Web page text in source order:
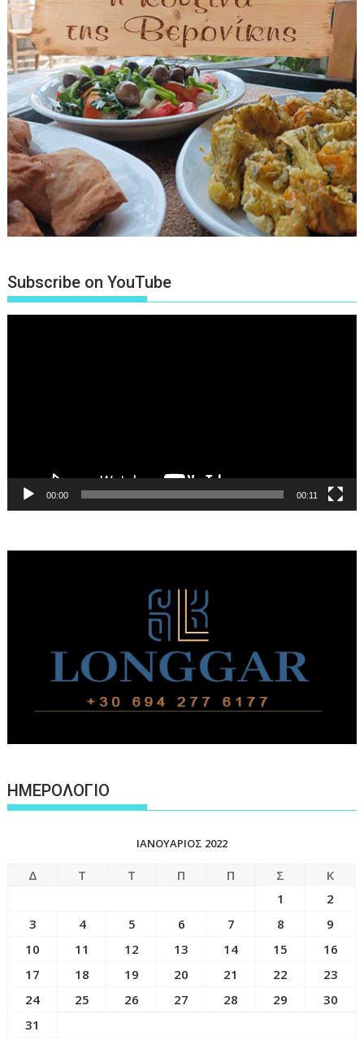
Subscribe on YouTube
00:00 00:11
ΗΜΕΡΟΛΟΓΙΟ
ΙΑΝΟΥΆΡΙΟΣ 2022
Δ Τ Τ Π Π Σ
Κ
1
2
3
4 5 6 7 8
9
10
11 12 13 14 15
16
17
18 19 20 21 22
23
24
25 26 27 28 29
30
31